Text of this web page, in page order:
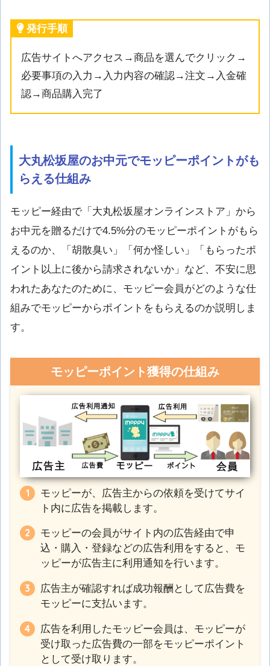
発行手順
広告サイトへアクセス→商品を選んでクリック→
必要事項の入力→入力内容の確認→注文→入金確
認→商品購入完了
大丸松坂屋のお中元でモッピーポイントがも
らえる仕組み
モッピー経由で「大丸松坂屋オンラインストア」から
お中元を贈るだけで4.5%分のモッピーポイントがもら
えるのか、「胡散臭い」「何か怪しい」「もらったポ
イント以上に後から請求されないか」など、不安に思
われたあなたのために、モッピー会員がどのような仕
組みでモッピーからポイントをもらえるのか説明しま
す。
モッピーポイント獲得の仕組み
モッピーが、広告主からの依頼を受けてサイ
ト内に広告を掲載します。
モッピーの会員がサイト内の広告経由で申
込・購入・登録などの広告利用をすると、モ
ッピーが広告主に利用通知を行います。
広告主が確認すれば成功報酬として広告費を
モッピーに支払います。
広告を利用したモッピー会員は、モッピーが
受け取った広告費の一部をモッピーポイント
として受け取ります。